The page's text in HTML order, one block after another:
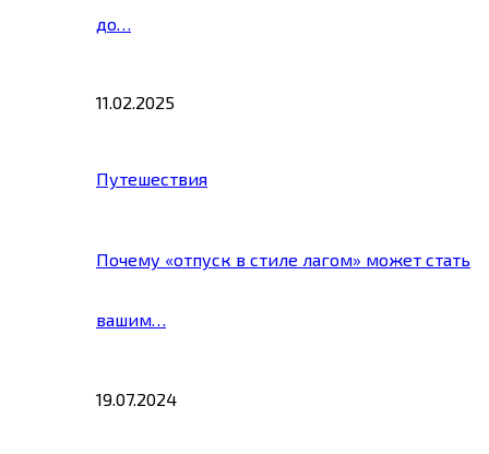
до…
11.02.2025
Путешествия
Почему «отпуск в стиле лагом» может стать
вашим…
19.07.2024